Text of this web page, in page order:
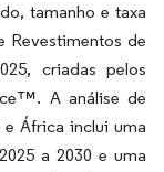
tamanho e taxa
Revestimentos de
criadas pelos
A análise de
África inclui uma
a 2030 e uma